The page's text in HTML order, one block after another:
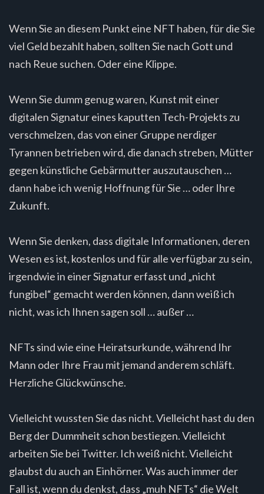
Wenn Sie an diesem Punkt eine NFT haben, für die Sie
viel Geld bezahlt haben, sollten Sie nach Gott und
nach Reue suchen. Oder eine Klippe.
Wenn Sie dumm genug waren, Kunst mit einer
digitalen Signatur eines kaputten Tech-Projekts zu
verschmelzen, das von einer Gruppe nerdiger
Tyrannen betrieben wird, die danach streben, Mütter
gegen künstliche Gebärmutter auszutauschen …
dann habe ich wenig Hoffnung für Sie … oder Ihre
Zukunft.
Wenn Sie denken, dass digitale Informationen, deren
Wesen es ist, kostenlos und für alle verfügbar zu sein,
irgendwie in einer Signatur erfasst und „nicht
fungibel“ gemacht werden können, dann weiß ich
nicht, was ich Ihnen sagen soll … außer …
NFTs sind wie eine Heiratsurkunde, während Ihr
Mann oder Ihre Frau mit jemand anderem schläft.
Herzliche Glückwünsche.
Vielleicht wussten Sie das nicht. Vielleicht hast du den
Berg der Dummheit schon bestiegen. Vielleicht
arbeiten Sie bei Twitter. Ich weiß nicht. Vielleicht
glaubst du auch an Einhörner. Was auch immer der
Fall ist, wenn du denkst, dass „muh NFTs“ die Welt